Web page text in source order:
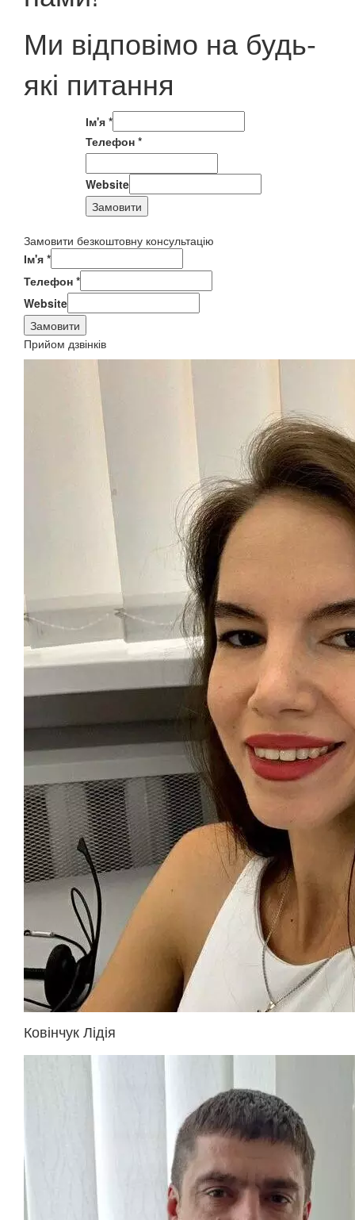
Ми відповімо на будь-
які питання
Ім'я *
Телефон *
Website
Замовити
Замовити безкоштовну консультацію
Ім'я *
Телефон *
Website
Замовити
Прийом дзвінків
Ковінчук Лідія